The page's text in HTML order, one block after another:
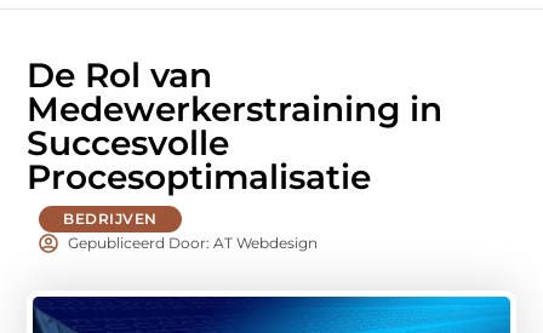
De Rol van
Medewerkerstraining in
Succesvolle
Procesoptimalisatie
BEDRIJVEN
Gepubliceerd Door: AT Webdesign